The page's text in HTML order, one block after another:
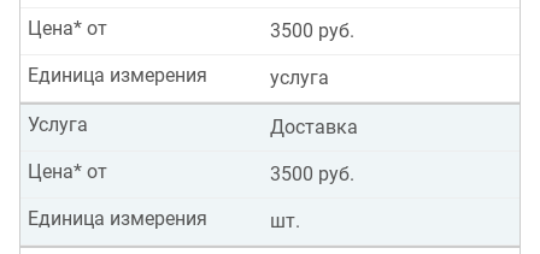
3500 руб.
Цена* от
услуга
Единица измерения
Доставка
Услуга
3500 руб.
Цена* от
шт.
Единица измерения